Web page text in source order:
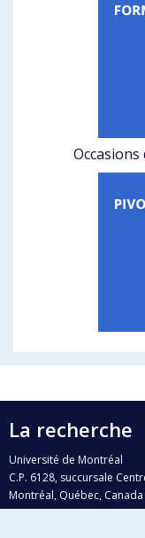
Occasions
La recherche
Université de Montréal
C.P. 6128, succursale
Montréal, Québec, Canada
H3C 3J7